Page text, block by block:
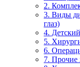
2.
3. Виды
глаз)
4.
5.
6.
7. Прочие